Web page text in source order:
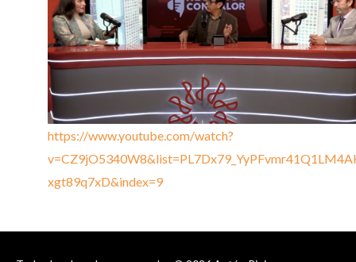
https://www.youtube.com/watch?
xgt89q7xD&index=9